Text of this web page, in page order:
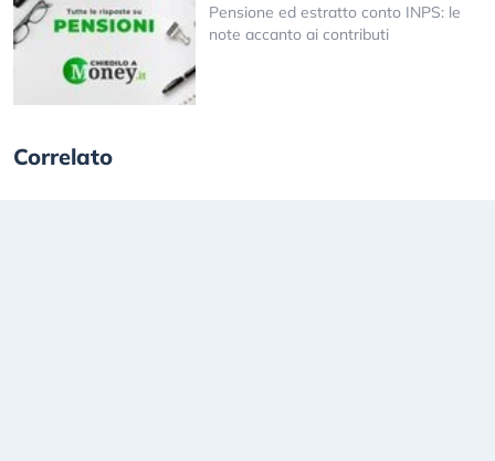
Pensione ed estratto conto INPS: le
note accanto ai contributi
Correlato